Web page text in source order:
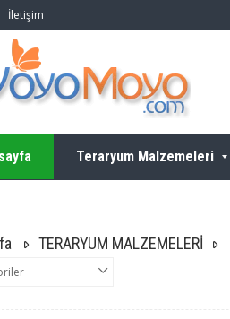
İletişim
Teraryum Malzemeleri
TERARYUM MALZEMELERİ